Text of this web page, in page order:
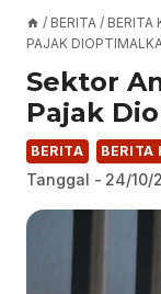
/ BERITA / BERITA
PAJAK
Sektor
Pajak
BERITA BERITA
Tanggal - 24/10/